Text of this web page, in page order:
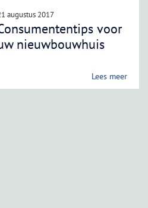
augustus 2017
voor
nieuwbouwhuis
Lees meer